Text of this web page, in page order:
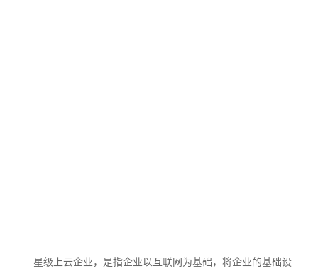
星级上云企业，是指企业以互联网为基础，将企业的基础设